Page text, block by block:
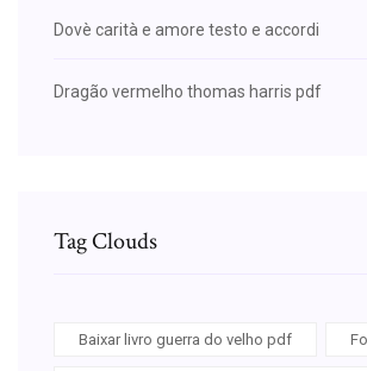
Dovè carità e amore testo e accordi
Dragão vermelho thomas harris pdf
Tag Clouds
Baixar livro guerra do velho pdf